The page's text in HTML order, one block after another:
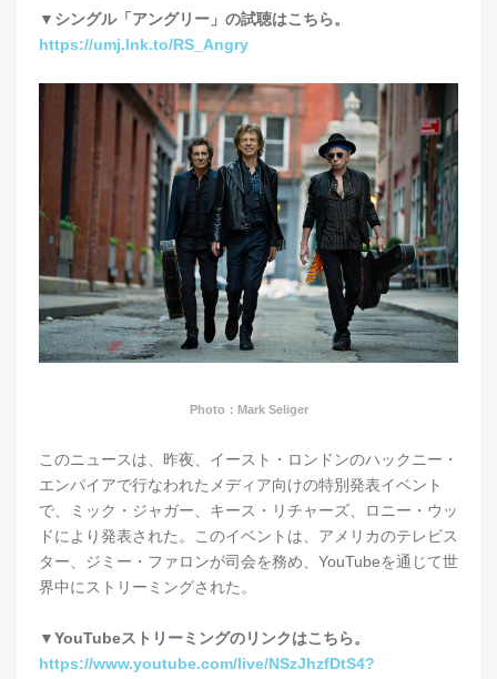
▼シングル「アングリー」の試聴はこちら。
https://umj.lnk.to/RS_Angry
Photo：Mark Seliger
このニュースは、昨夜、イースト・ロンドンのハックニー・
エンパイアで行なわれたメディア向けの特別発表イベント
で、ミック・ジャガー、キース・リチャーズ、ロニー・ウッ
ドにより発表された。このイベントは、アメリカのテレビス
ター、ジミー・ファロンが司会を務め、YouTubeを通じて世
界中にストリーミングされた。
▼YouTubeストリーミングのリンクはこちら。
https://www.youtube.com/live/NSzJhzfDtS4?